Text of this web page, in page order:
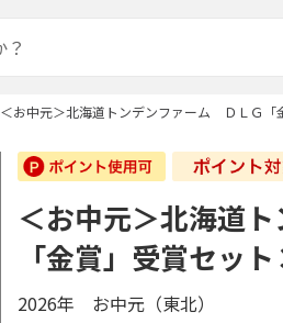
＜お中元＞北海道トンデンファーム ＤＬＧ「
＜お中元＞北海道
「金賞」受賞セット
2026年 お中元（東北）